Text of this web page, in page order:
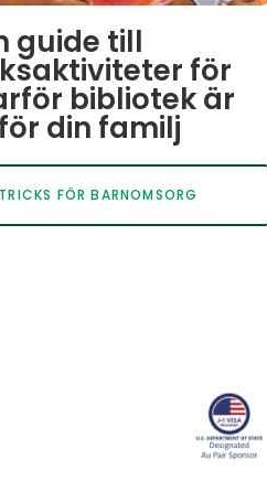
guide till
för
bibliotek är
din familj
FÖR BARNOMSORG